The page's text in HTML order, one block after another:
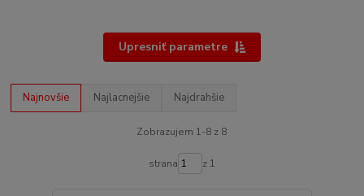
Upresniť parametre
Najnovšie Najlacnejšie Najdrahšie
Zobrazujem 1-8 z 8
strana z 1